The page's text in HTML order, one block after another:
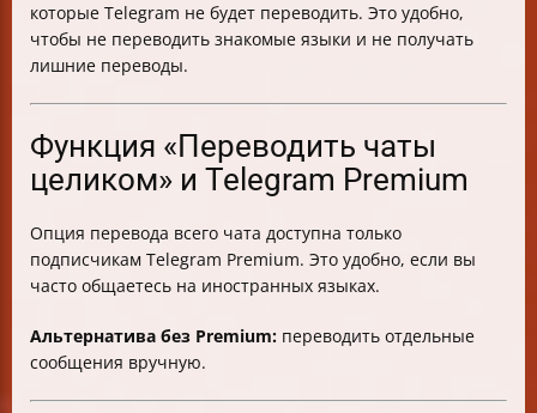
которые Telegram не будет переводить. Это удобно,
чтобы не переводить знакомые языки и не получать
лишние переводы.
Функция «Переводить чаты
целиком» и Telegram Premium
Опция перевода всего чата доступна только
подписчикам Telegram Premium. Это удобно, если вы
часто общаетесь на иностранных языках.
Альтернатива без Premium: переводить отдельные
сообщения вручную.